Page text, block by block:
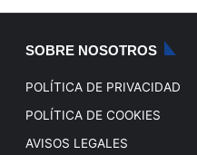
SOBRE NOSOTROS
POLÍTICA DE PRIVACIDAD
POLÍTICA DE COOKIES
AVISOS LEGALES